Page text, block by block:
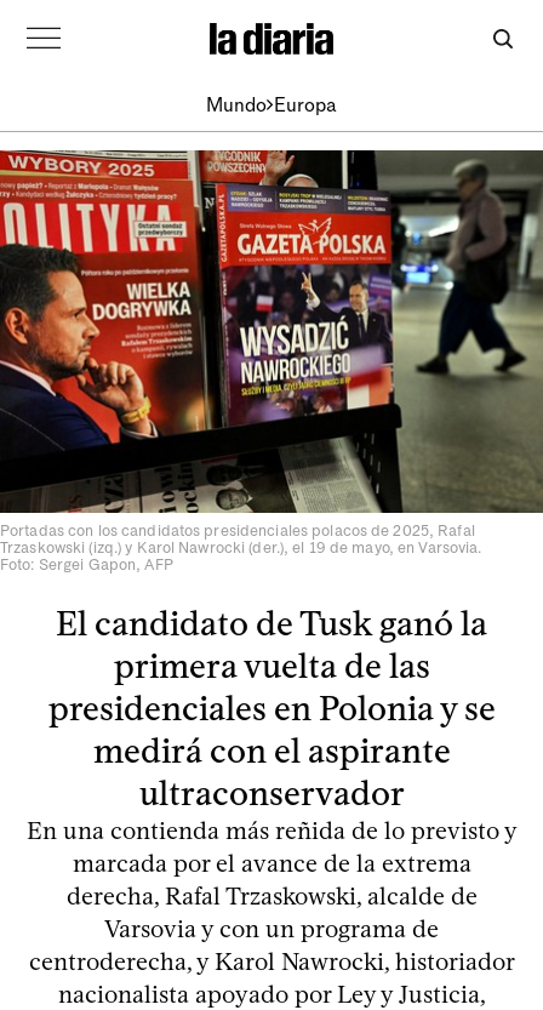
Mundo Europa
Portadas con los candidatos presidenciales polacos de 2025, Rafal
Trzaskowski (izq.) y Karol Nawrocki (der.), el 19 de mayo, en Varsovia.
Foto: Sergei Gapon, AFP
El candidato de Tusk ganó la
primera vuelta de las
presidenciales en Polonia y se
medirá con el aspirante
ultraconservador
En una contienda más reñida de lo previsto y
marcada por el avance de la extrema
derecha, Rafal Trzaskowski, alcalde de
Varsovia y con un programa de
centroderecha, y Karol Nawrocki, historiador
nacionalista apoyado por Ley y Justicia,